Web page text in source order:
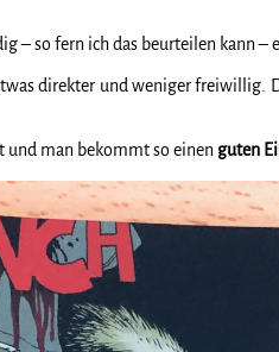
– so fern ich das beurteilen kann –
direkter und weniger freiwillig.
man bekommt so einen guten